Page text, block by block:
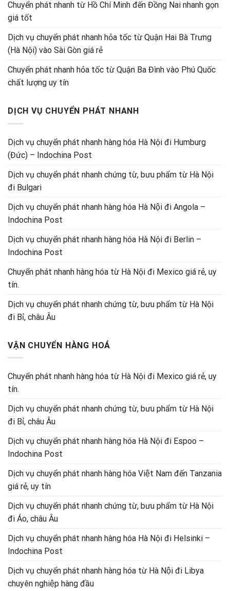
Chuyển phát nhanh từ Hồ Chí Minh đến Đồng Nai nhanh gọn
giá tốt
Dịch vụ chuyển phát nhanh hỏa tốc từ Quận Hai Bà Trưng
(Hà Nội) vào Sài Gòn giá rẻ
Chuyển phát nhanh hỏa tốc từ Quận Ba Đình vào Phú Quốc
chất lượng uy tín
DỊCH VỤ CHUYỂN PHÁT NHANH
Dịch vụ chuyển phát nhanh hàng hóa Hà Nội đi Humburg
(Đức) – Indochina Post
Dịch vụ chuyển phát nhanh chứng từ, bưu phẩm từ Hà Nội
đi Bulgari
Dịch vụ chuyển phát nhanh hàng hóa Hà Nội đi Angola –
Indochina Post
Dịch vụ chuyển phát nhanh hàng hóa Hà Nội đi Berlin –
Indochina Post
Chuyển phát nhanh hàng hóa từ Hà Nội đi Mexico giá rẻ, uy
tín.
Dịch vụ chuyển phát nhanh chứng từ, bưu phẩm từ Hà Nội
đi Bỉ, châu Âu
VẬN CHUYỂN HÀNG HOÁ
Chuyển phát nhanh hàng hóa từ Hà Nội đi Mexico giá rẻ, uy
tín.
Dịch vụ chuyển phát nhanh chứng từ, bưu phẩm từ Hà Nội
đi Bỉ, châu Âu
Dịch vụ chuyển phát nhanh hàng hóa Hà Nội đi Espoo –
Indochina Post
Dịch vụ chuyển phát nhanh hàng hóa Việt Nam đến Tanzania
giá rẻ, uy tín
Dịch vụ chuyển phát nhanh chứng từ, bưu phẩm từ Hà Nội
đi Áo, châu Âu
Dịch vụ chuyển phát nhanh hàng hóa Hà Nội đi Helsinki –
Indochina Post
Dịch vụ chuyển phát nhanh hàng hóa từ Hà Nội đi Libya
chuyên nghiệp hàng đầu